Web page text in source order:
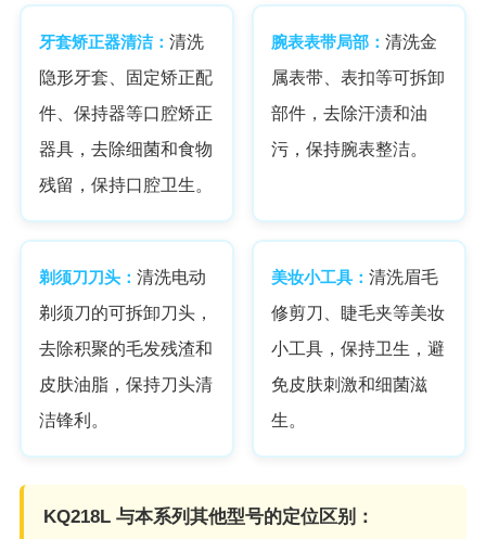
牙套矫正器清洁： 清洗
隐形牙套、固定矫正配
件、保持器等口腔矫正
器具，去除细菌和食物
残留，保持口腔卫生。
腕表表带局部： 清洗金
属表带、表扣等可拆卸
部件，去除汗渍和油
污，保持腕表整洁。
剃须刀刀头： 清洗电动
剃须刀的可拆卸刀头，
去除积聚的毛发残渣和
皮肤油脂，保持刀头清
洁锋利。
美妆小工具： 清洗眉毛
修剪刀、睫毛夹等美妆
小工具，保持卫生，避
免皮肤刺激和细菌滋
生。
KQ218L 与本系列其他型号的定位区别：